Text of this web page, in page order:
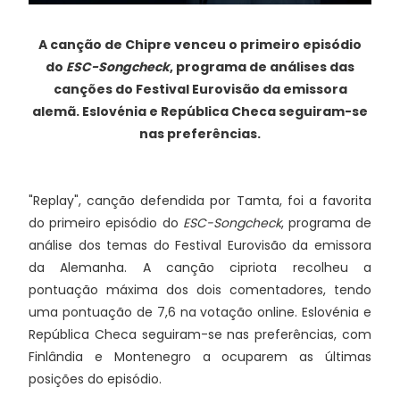
A canção de Chipre venceu o primeiro episódio
do ESC-Songcheck, programa de análises das
canções do Festival Eurovisão da emissora
alemã. Eslovénia e República Checa seguiram-se
nas preferências.
"Replay", canção defendida por Tamta, foi a favorita
do primeiro episódio do ESC-Songcheck, programa de
análise dos temas do Festival Eurovisão da emissora
da Alemanha. A canção cipriota recolheu a
pontuação máxima dos dois comentadores, tendo
uma pontuação de 7,6 na votação online. Eslovénia e
República Checa seguiram-se nas preferências, com
Finlândia e Montenegro a ocuparem as últimas
posições do episódio.